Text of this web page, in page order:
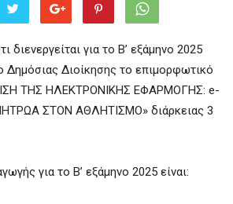
διενεργείται για το Β’ εξάμηνο 2025
Δημόσιας Διοίκησης το επιμορφωτικό
ΤΗΣ ΗΛΕΚΤΡΟΝΙΚΗΣ ΕΦΑΡΜΟΓΗΣ: e-
ΣΤΟΝ ΑΘΛΗΤΙΣΜΟ» διάρκειας 3
για το Β’ εξάμηνο 2025 είναι: